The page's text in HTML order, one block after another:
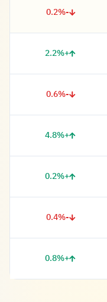
-0.2%
+2.2%
-0.6%
+4.8%
+0.2%
-0.4%
+0.8%